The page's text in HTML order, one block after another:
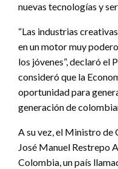
nuevas tecnologías y
“Las industrias
en un motor muy
los jóvenes”, declaró el
consideró que la
oportunidad para
generación de
A su vez, el Ministro de
José Manuel Restrepo
Colombia, un país